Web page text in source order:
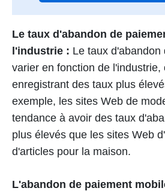
Le taux d'abandon de
l'industrie : Le taux d'abandon
varier en fonction de
enregistrant des taux plus
exemple, les sites Web de
tendance à avoir des taux
plus élevés que les sites Web
d'articles pour la maison.
L'abandon de paiement